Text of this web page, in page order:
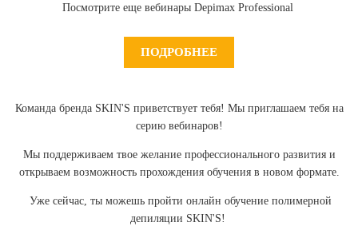
Посмотрите еще вебинары Depimax Professional
ПОДРОБНЕЕ
Команда бренда SKIN'S приветствует тебя! Мы приглашаем тебя на
серию вебинаров!
Мы поддерживаем твое желание профессионального развития и
открываем возможность прохождения обучения в новом формате.
Уже сейчас, ты можешь пройти онлайн обучение полимерной
депиляции SKIN'S!